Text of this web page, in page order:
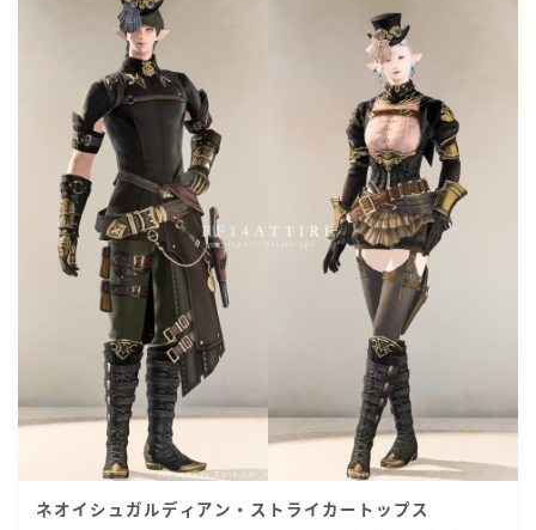
ネオイシュガルディアン・ストライカートップス